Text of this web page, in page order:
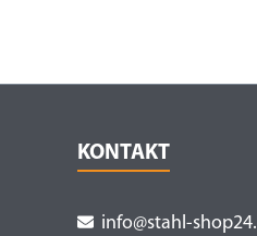
KONTAKT
info@stahl-